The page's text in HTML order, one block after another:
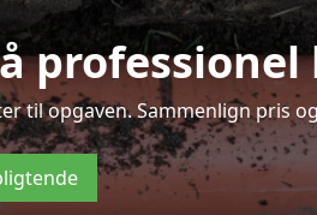
til opgaven. Sammenlign pris